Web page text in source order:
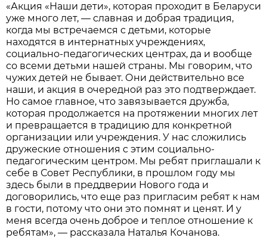
«Акция «Наши дети», которая проходит в Беларуси
уже много лет, — славная и добрая традиция,
когда мы встречаемся с детьми, которые
находятся в интернатных учреждениях,
социально-педагогических центрах, да и вообще
со всеми детьми нашей страны. Мы говорим, что
чужих детей не бывает. Они действительно все
наши, и акция в очередной раз это подтверждает.
Но самое главное, что завязывается дружба,
которая продолжается на протяжении многих лет
и превращается в традицию для конкретной
организации или учреждения. У нас сложились
дружеские отношения с этим социально-
педагогическим центром. Мы ребят приглашали к
себе в Совет Республики, в прошлом году мы
здесь были в преддверии Нового года и
договорились, что еще раз пригласим ребят к нам
в гости, потому что они это помнят и ценят. И у
меня всегда очень доброе и теплое отношение к
ребятам», — рассказала Наталья Кочанова.